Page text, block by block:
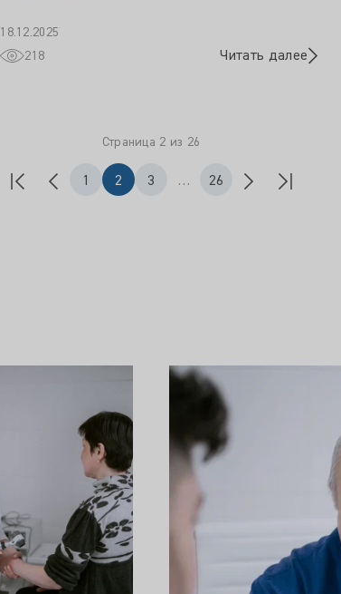
18.12.2025
218
Читать далее
Страница 2 из 26
1 2 3 … 26